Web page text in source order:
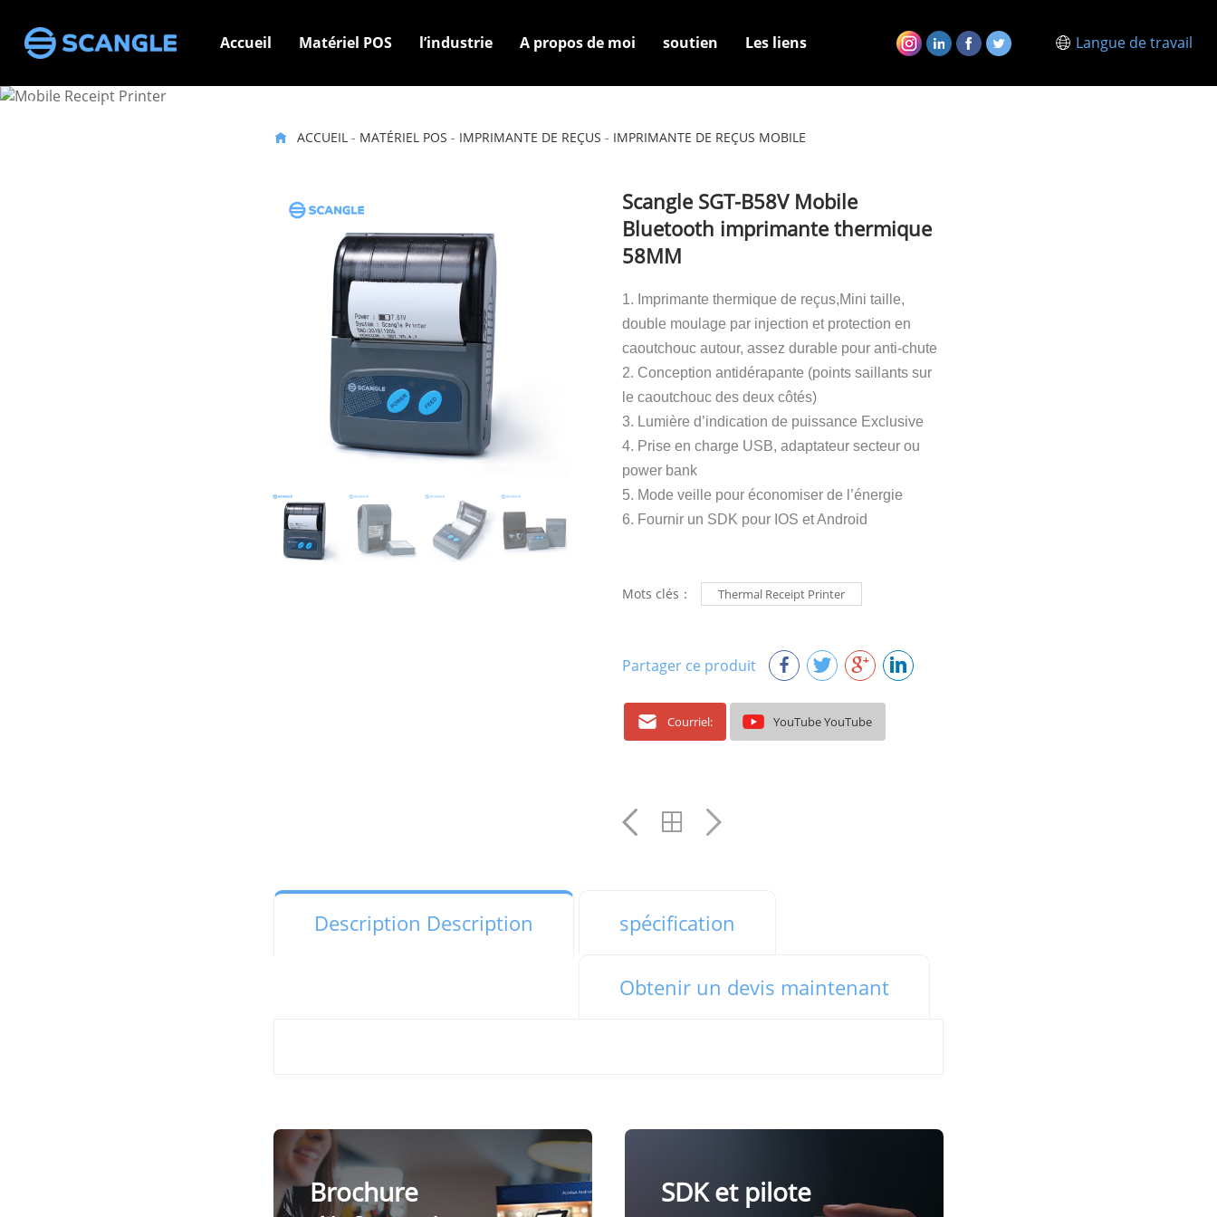
Accueil Matériel POS l’industrie A propos de moi soutien Les liens Langue de travail
Imprimante de reçus Mobile
ACCUEIL - MATÉRIEL POS - IMPRIMANTE DE REÇUS - IMPRIMANTE DE REÇUS MOBILE
Scangle SGT-B58V Mobile
Bluetooth imprimante thermique
58MM
1. Imprimante thermique de reçus,Mini taille,
double moulage par injection et protection en
caoutchouc autour, assez durable pour anti-chute
2. Conception antidérapante (points saillants sur
le caoutchouc des deux côtés)
3. Lumière d’indication de puissance Exclusive
4. Prise en charge USB, adaptateur secteur ou
power bank
5. Mode veille pour économiser de l’énergie
6. Fournir un SDK pour IOS et Android
Mots clés： Thermal Receipt Printer
Partager ce produit
Courriel: YouTube YouTube
Description Description spécification
Obtenir un devis maintenant
Brochure
SDK et pilote